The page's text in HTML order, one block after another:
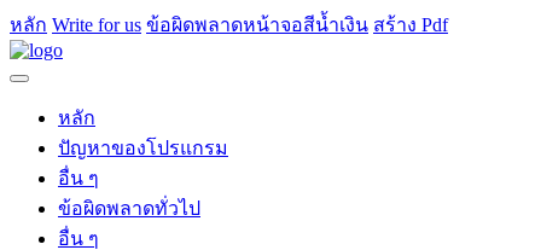
หลัก Write for us ข้อผิดพลาดหน้าจอสีน้ำเงิน สร้าง Pdf
หลัก
ปัญหาของโปรแกรม
อื่น ๆ
ข้อผิดพลาดทั่วไป
อื่น ๆ